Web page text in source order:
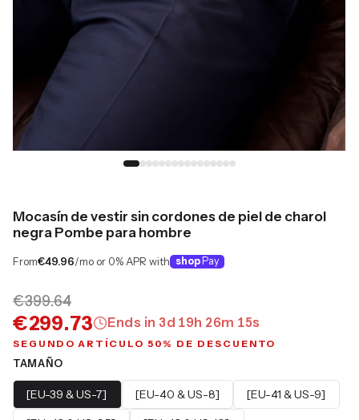
Mocasín de vestir sin cordones de piel de charol
negra Pombe para hombre
From€49.96/mo or 0% APR with shop Pay
€399.64
€299.73 Ends in 3d 19h 26m 14s
SEGUNDO ARTÍCULO 50% DE DESCUENTO
TAMAÑO
[EU-39 & US-7] [EU-40 & US-8]
[EU-41 & US-9]